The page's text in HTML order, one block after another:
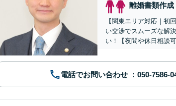
離婚書類作成
【関東エリア対応｜初
い交渉でスムーズな解
い！【夜間や休日相談可
電話でお問い合わせ